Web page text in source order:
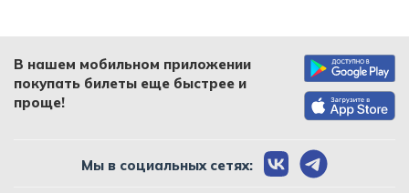
В нашем мобильном приложении
покупать билеты еще быстрее и
проще!
Мы в социальных сетях: